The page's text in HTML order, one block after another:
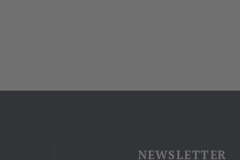
NEWSLETTER